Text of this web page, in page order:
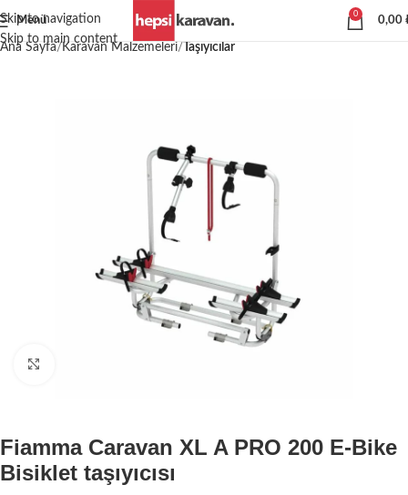
Skip to navigation
Skip to main content
Menü
0
0,00
Ana Sayfa Karavan Malzemeleri Taşıyıcılar
Fiamma Caravan XL A PRO 200 E-Bike
Bisiklet taşıyıcısı